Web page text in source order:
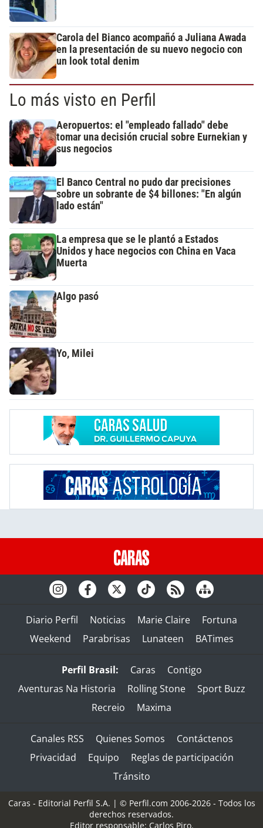
Carola del Bianco acompañó a Juliana Awada
en la presentación de su nuevo negocio con
un look total denim
Lo más visto en Perfil
Aeropuertos: el "empleado fallado" debe
tomar una decisión crucial sobre Eurnekian y
sus negocios
El Banco Central no pudo dar precisiones
sobre un sobrante de $4 billones: "En algún
lado están"
La empresa que se le plantó a Estados
Unidos y hace negocios con China en Vaca
Muerta
Algo pasó
Yo, Milei
Diario Perfil Noticias Marie Claire
Fortuna
Weekend
Parabrisas Lunateen BATimes
Perfil Brasil: Caras
Contigo
Aventuras Na Historia
Rolling Stone
Sport Buzz
Recreio
Maxima
Canales RSS Quienes Somos
Contáctenos
Privacidad
Equipo
Reglas de participación
Tránsito
Caras - Editorial Perfil S.A. | © Perfil.com 2006-2026 - Todos los
derechos reservados.
Editor responsable: Carlos Piro.